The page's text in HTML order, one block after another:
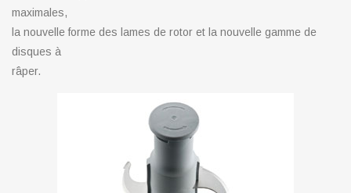
maximales,
la nouvelle forme des lames de rotor et la nouvelle gamme de
disques à
râper.